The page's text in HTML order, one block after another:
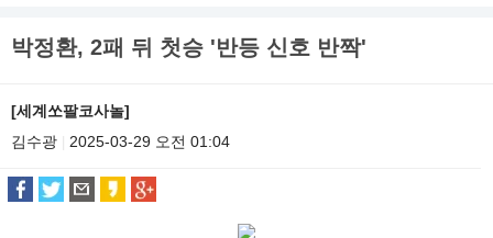
박정환, 2패 뒤 첫승 '반등 신호 반짝'
[세계쏘팔코사놀]
김수광
2025-03-29 오전 01:04